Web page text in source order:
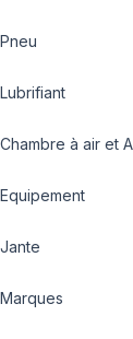
Pneu
Lubrifiant
Chambre à air et
Equipement
Jante
Marques